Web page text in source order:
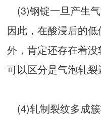
(3)钢锭一旦产生气
因此，在酸浸后的
外，肯定还存在着
可以区分是气泡轧裂
(4)轧制裂纹多成